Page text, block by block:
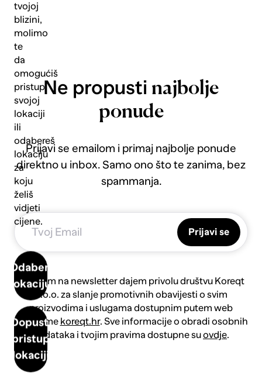
tvojoj
blizini,
molimo
te
da
omogućiš
pristup
svojoj
lokaciji
ili
odabereš
lokaciju
za
koju
želiš
vidjeti
cijene.
Odaberi
lokaciju
Dopusti
pristup
lokaciji
Ne propusti najbolje
ponude
Prijavi se emailom i primaj najbolje ponude
direktno u inbox. Samo ono što te zanima, bez
spammanja.
Prijavi se
Prijavom na newsletter dajem privolu društvu Koreqt
d.o.o. za slanje promotivnih obavijesti o svim
proizvodima i uslugama dostupnim putem web
platforme koreqt.hr. Sve informacije o obradi osobnih
podataka i tvojim pravima dostupne suovdje.